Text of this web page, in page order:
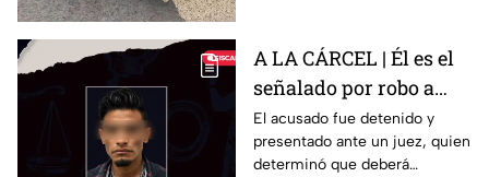
A LA CÁRCEL | Él es el
señalado por robo a
una casa en Santa Rosa
Jáuregui
El acusado fue detenido y
presentado ante un juez, quien
determinó que deberá